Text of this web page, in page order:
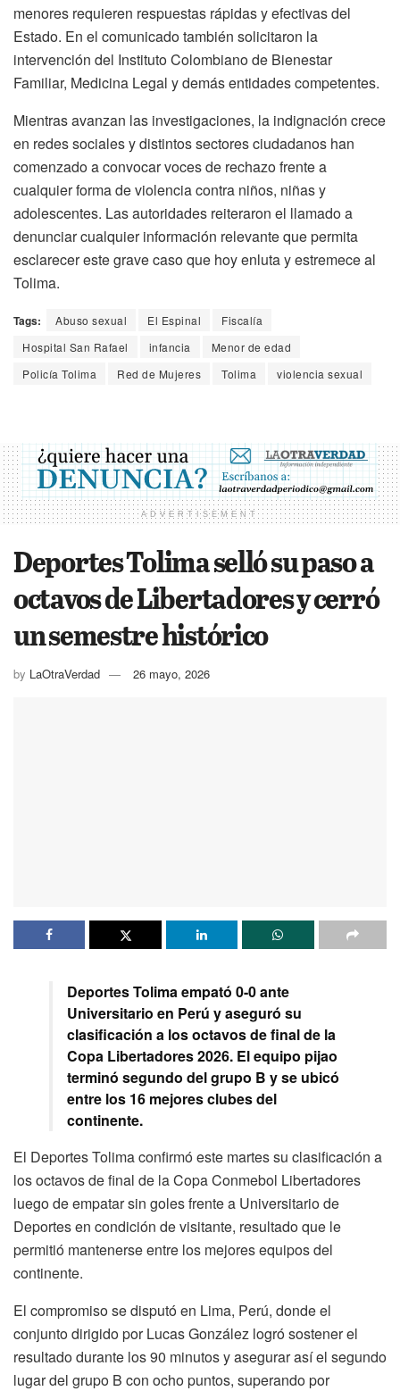
menores requieren respuestas rápidas y efectivas del
Estado. En el comunicado también solicitaron la
intervención del Instituto Colombiano de Bienestar
Familiar, Medicina Legal y demás entidades competentes.
Mientras avanzan las investigaciones, la indignación crece
en redes sociales y distintos sectores ciudadanos han
comenzado a convocar voces de rechazo frente a
cualquier forma de violencia contra niños, niñas y
adolescentes. Las autoridades reiteraron el llamado a
denunciar cualquier información relevante que permita
esclarecer este grave caso que hoy enluta y estremece al
Tolima.
Tags: Abuso sexual El Espinal
Fiscalía
Hospital San Rafael
infancia
Menor de edad
Policía Tolima
Red de Mujeres Tolima violencia sexual
ADVERTISEMENT
Deportes Tolima selló su paso a
octavos de Libertadores y cerró
un semestre histórico
by LaOtraVerdad 26 mayo, 2026
Deportes Tolima empató 0-0 ante
Universitario en Perú y aseguró su
clasificación a los octavos de final de la
Copa Libertadores 2026. El equipo pijao
terminó segundo del grupo B y se ubicó
entre los 16 mejores clubes del
continente.
El Deportes Tolima confirmó este martes su clasificación a
los octavos de final de la Copa Conmebol Libertadores
luego de empatar sin goles frente a Universitario de
Deportes en condición de visitante, resultado que le
permitió mantenerse entre los mejores equipos del
continente.
El compromiso se disputó en Lima, Perú, donde el
conjunto dirigido por Lucas González logró sostener el
resultado durante los 90 minutos y asegurar así el segundo
lugar del grupo B con ocho puntos, superando por